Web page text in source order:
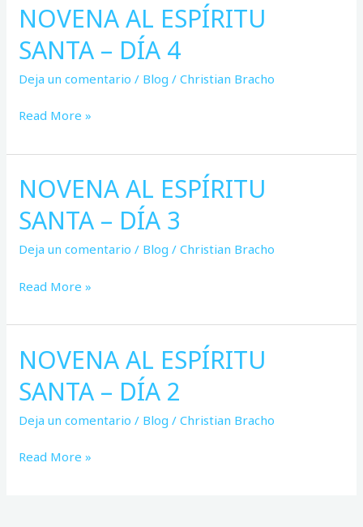
NOVENA AL ESPÍRITU
SANTA – DÍA 4
Deja un comentario / Blog /Christian Bracho
NOVENA
AL
ESPÍRITU
SANTA
DÍA
Read More »
NOVENA AL ESPÍRITU
SANTA – DÍA 3
Deja un comentario / Blog /Christian Bracho
NOVENA
AL
ESPÍRITU
SANTA
DÍA
Read More »
NOVENA AL ESPÍRITU
SANTA – DÍA 2
Deja un comentario / Blog /Christian Bracho
NOVENA
AL
ESPÍRITU
SANTA
DÍA
Read More »